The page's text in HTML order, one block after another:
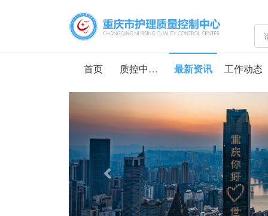
首页 质控中心介绍 最新资讯 工作动态
Previous